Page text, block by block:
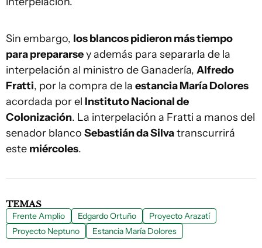
Sin embargo, los blancos pidieron más tiempo
para prepararsey además para separarla de la
interpelación al ministro de Ganadería, Alfredo
Fratti, por la compra de la estancia María Dolores
acordada por el Instituto Nacional de
Colonización. La interpelación a Fratti a manos del
senador blanco Sebastián da Silvatranscurrirá
este miércoles.
TEMAS
Frente Amplio Edgardo Ortuño
Proyecto Arazatí
Proyecto Neptuno
Estancia María Dolores